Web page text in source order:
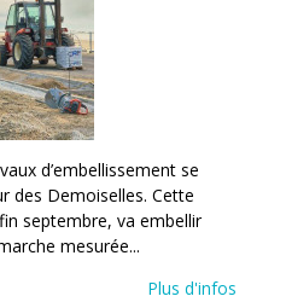
d’embellissement se
des Demoiselles. Cette
septembre, va embellir
mesurée...
Plus d'infos